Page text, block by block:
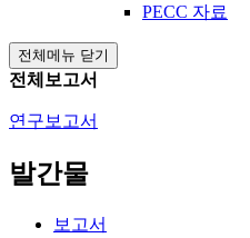
PECC 자료
전체메뉴 닫기
전체보고서
연구보고서
발간물
보고서